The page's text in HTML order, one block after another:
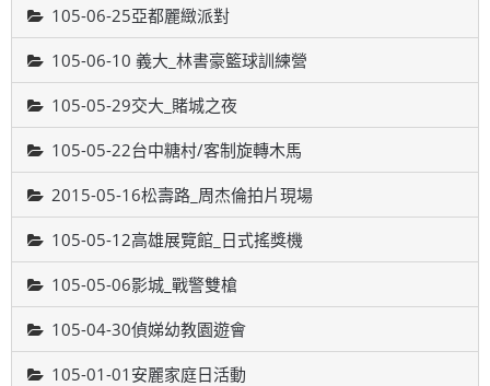
105-06-25亞都麗緻派對
105-06-10 義大_林書豪籃球訓練營
105-05-29交大_賭城之夜
105-05-22台中糖村/客制旋轉木馬
2015-05-16松壽路_周杰倫拍片現場
105-05-12高雄展覽館_日式搖獎機
105-05-06影城_戰警雙槍
105-04-30偵娣幼教園遊會
105-01-01安麗家庭日活動